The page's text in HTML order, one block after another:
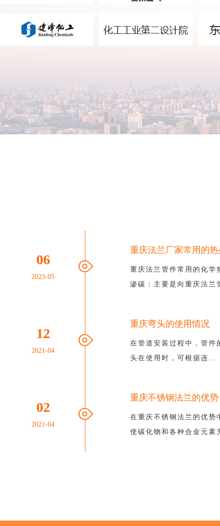
06
2023-05
重庆法兰厂家常用的
重庆法兰管件常用的化
渗碳：主要是向重庆法兰
12
2021-04
重庆弯头的使用情况
在管道安装过程中，管件
头在使用时，可根据连...
02
2021-04
重庆不锈钢法兰的优势
在重庆不锈钢法兰的优
使碳化物和各种合金元素